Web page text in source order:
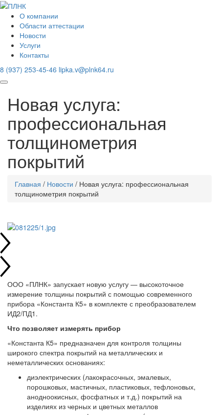
О компании
Области аттестации
Новости
Услуги
Контакты
8 (937) 253-45-46 lipka.v@plnk64.ru
Новая услуга:
профессиональная
толщинометрия
покрытий
Главная / Новости / Новая услуга: профессиональная
толщинометрия покрытий
ООО «ПЛНК» запускает новую услугу — высокоточное
измерение толщины покрытий с помощью современного
прибора «Константа К5» в комплекте с преобразователем
ИД2/ПД1.
Что позволяет измерять прибор
«Константа К5» предназначен для контроля толщины
широкого спектра покрытий на металлических и
неметаллических основаниях:
диэлектрических (лакокрасочных, эмалевых,
порошковых, мастичных, пластиковых, тефлоновых,
анодноокисных, фосфатных и т.д.) покрытий на
изделиях из черных и цветных металлов